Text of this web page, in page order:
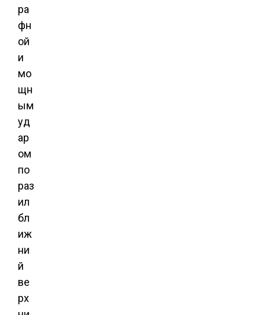
ра
фн
ой
и
мо
щн
ым
уд
ар
ом
по
раз
ил
бл
иж
ни
й
ве
рх